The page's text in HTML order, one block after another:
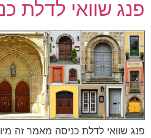
פנג שוואי לדלת
פנג שוואי לדלת כניסה מאמר זה